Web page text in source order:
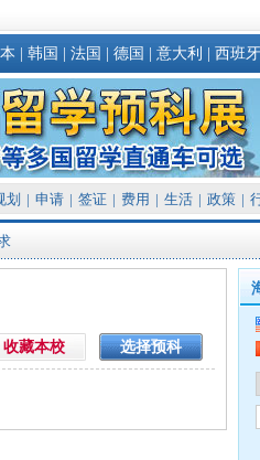
韩国 法国 德国 意大利 西班牙
划 | 申请 | 签证 | 费用 | 生活 | 政策 |
收藏本校 选择预科